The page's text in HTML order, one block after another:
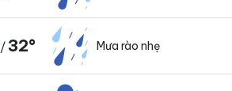
/32° Mưa rào nhẹ